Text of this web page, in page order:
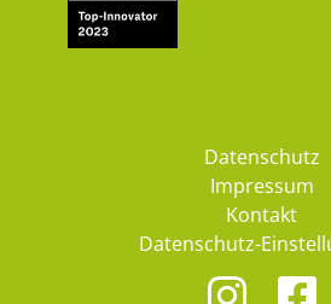
Datenschutz
Impressum
Kontakt
Datenschutz-